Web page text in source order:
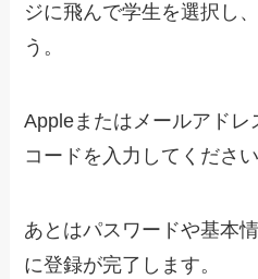
ジに飛んで学生を選択し
う。
Appleまたはメールアド
コードを入力してください
あとはパスワードや基本
に登録が完了します。